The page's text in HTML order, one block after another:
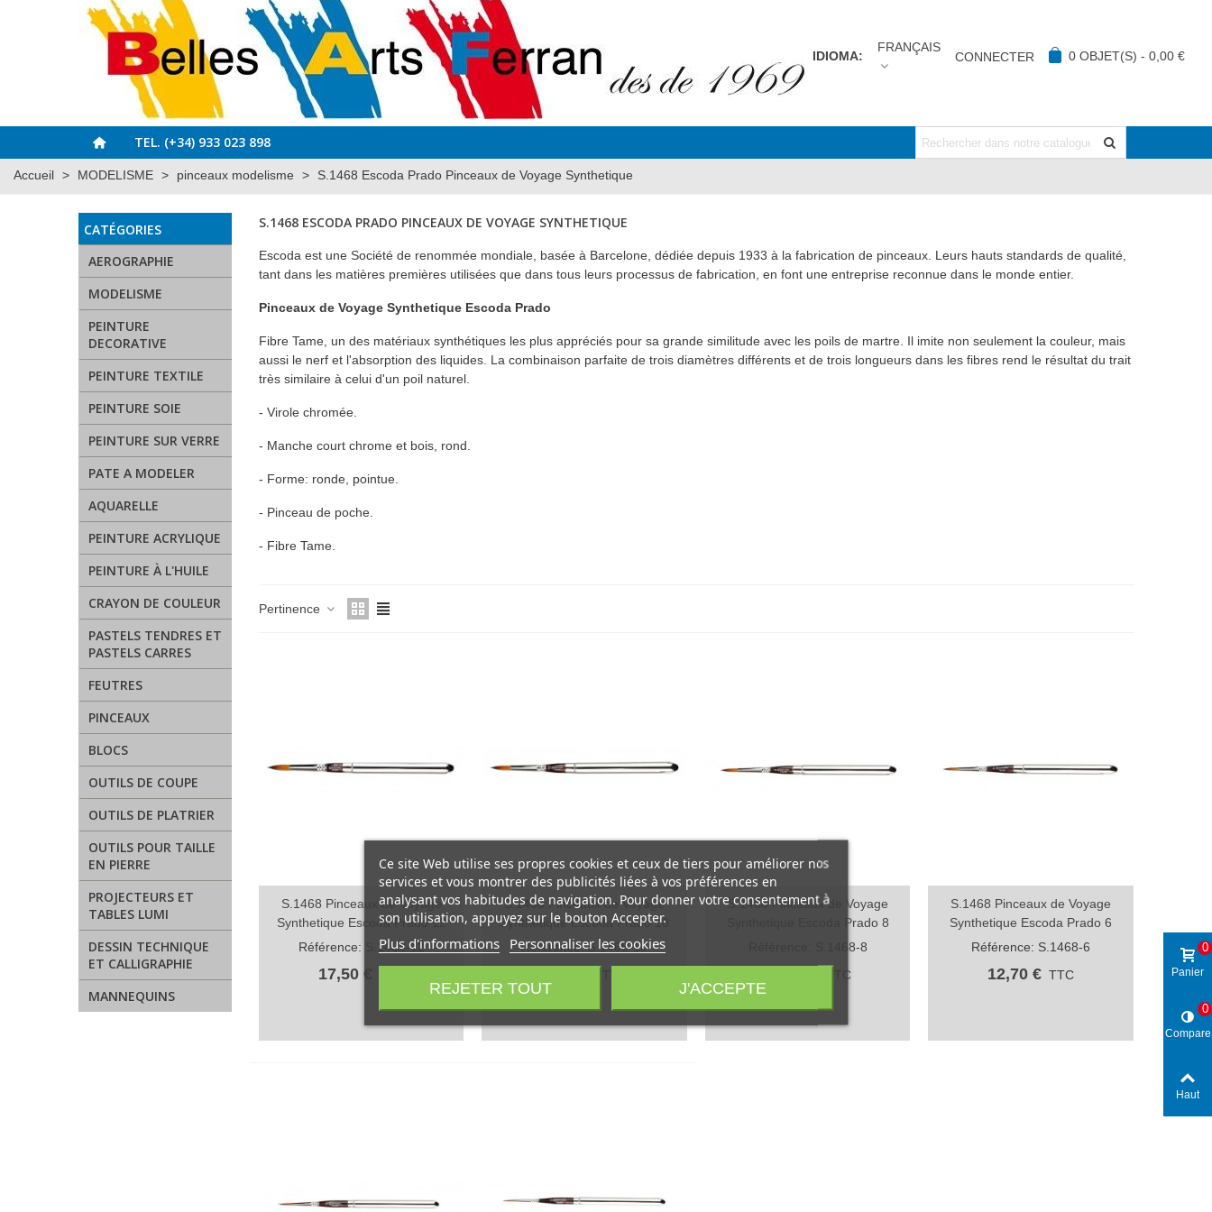
IDIOMA:
FRANÇAIS
CONNECTER 0 OBJET(S) - 0,00 €
TEL. (+34) 933 023 898
Accueil > MODELISME > pinceaux modelisme > S.1468 Escoda Prado Pinceaux de Voyage Synthetique
CATÉGORIES
AEROGRAPHIE
MODELISME
PEINTURE
DECORATIVE
PEINTURE TEXTILE
PEINTURE SOIE
PEINTURE SUR VERRE
PATE A MODELER
AQUARELLE
PEINTURE ACRYLIQUE
PEINTURE À L'HUILE
CRAYON DE COULEUR
PASTELS TENDRES ET
PASTELS CARRES
FEUTRES
PINCEAUX
BLOCS
OUTILS DE COUPE
OUTILS DE PLATRIER
OUTILS POUR TAILLE
EN PIERRE
PROJECTEURS ET
TABLES LUMI
DESSIN TECHNIQUE
ET CALLIGRAPHIE
MANNEQUINS
S.1468 ESCODA PRADO PINCEAUX DE VOYAGE SYNTHETIQUE
Escoda est une Société de renommée mondiale, basée à Barcelone, dédiée depuis 1933 à la fabrication de pinceaux. Leurs hauts standards de qualité,
tant dans les matières premières utilisées que dans tous leurs processus de fabrication, en font une entreprise reconnue dans le monde entier.
Pinceaux de Voyage Synthetique Escoda Prado
Fibre Tame, un des matériaux synthétiques les plus appréciés pour sa grande similitude avec les poils de martre. Il imite non seulement la couleur, mais
aussi le nerf et l'absorption des liquides. La combinaison parfaite de trois diamètres différents et de trois longueurs dans les fibres rend le résultat du trait
très similaire à celui d'un poil naturel.
- Virole chromée.
- Manche court chrome et bois, rond.
- Forme: ronde, pointue.
- Pinceau de poche.
- Fibre Tame.
Pertinence
Aperçu rapide
S.1468 Pinceaux de Voyage
Synthetique Escoda Prado 12
Référence: S.1468-12
17,50 €
Aperçu rapide
S.1468 Pinceaux de Voyage
Synthetique Escoda Prado 10
Référence: S.1468-10
Aperçu rapide
S.1468 Pinceaux de Voyage
Synthetique Escoda Prado 8
Référence: S.1468-8
TTC
Aperçu rapide
S.1468 Pinceaux de Voyage
Synthetique Escoda Prado 6
Référence: S.1468-6
12,70 € TTC
Ce site Web utilise ses propres cookies et ceux de tiers pour améliorer nos
services et vous montrer des publicités liées à vos préférences en
analysant vos habitudes de navigation. Pour donner votre consentement à
son utilisation, appuyez sur le bouton Accepter.
Plus d'informations Personnaliser les cookies
REJETER TOUT J'ACCEPTE
Panier
0
Compare
0
Haut